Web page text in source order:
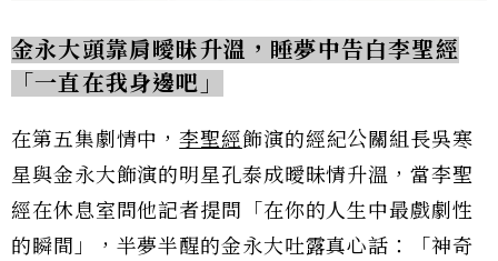
金永大頭靠肩曖昧升溫，睡夢中告白李聖經
「一直在我身邊吧」
在第五集劇情中，李聖經飾演的經紀公關組長吳寒
星與金永大飾演的明星孔泰成曖昧情升溫，當李聖
經在休息室問他記者提問「在你的人生中最戲劇性
的瞬間」，半夢半醒的金永大吐露真心話：「神奇